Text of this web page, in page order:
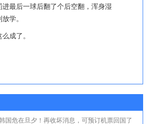
后一球后翻了个后空翻，浑身湿
学。
成了。
国危在旦夕！再收坏消息，可预订机票回国了